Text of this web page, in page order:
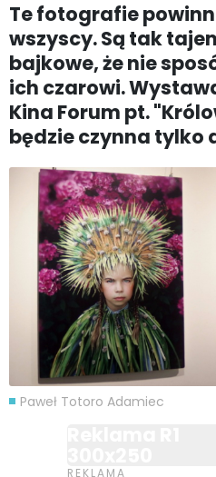
Te fotografie
wszyscy. Są tak
bajkowe, że nie
ich czarowi.
Kina Forum pt.
będzie czynna tylko
Paweł Totoro Adamiec